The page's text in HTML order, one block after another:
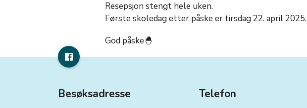
Resepsjon stengt hele uken.
Første skoledag etter påske er tirsdag 22. april 2025.
God påske🐣
Besøksadresse Telefon